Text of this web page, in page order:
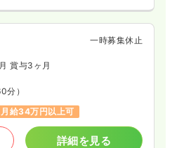
一時募集休止
賞与3ヶ月
分）
月給34万円以上可
詳細を見る